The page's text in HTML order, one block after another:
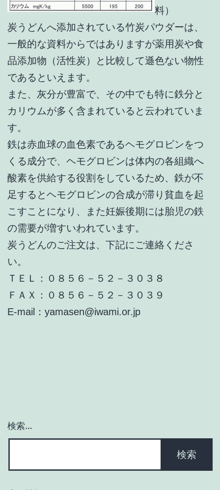
料）
炭うどんへ添加されている竹炭パウダーは、
一般的な資料からではありますが薬用炭や食
品添加物（活性炭）と比較して遜色ない物性
であるといえます。
また、灰分が豊富で、その中でも特に鉄分と
カリウムが多く含まれていると云われていま
す。
鉄は赤血球の血色素であるヘモグロビンをつ
くる成分で、ヘモグロビンは体内の各組織へ
酸素を供給する役割をしているため、鉄が不
足するとヘモグロビンの合成が滞り貧血を起
こすことになり、また妊娠後期には胎児の鉄
の需要が増すいわれています。
炭うどんのご注文は、下記にご連絡くださ
い。
ＴＥＬ：０８５６－５２－３０３８
ＦＡＸ：０８５６－５２－３０３９
E-mail：yamasen@iwami.or.jp
検索…